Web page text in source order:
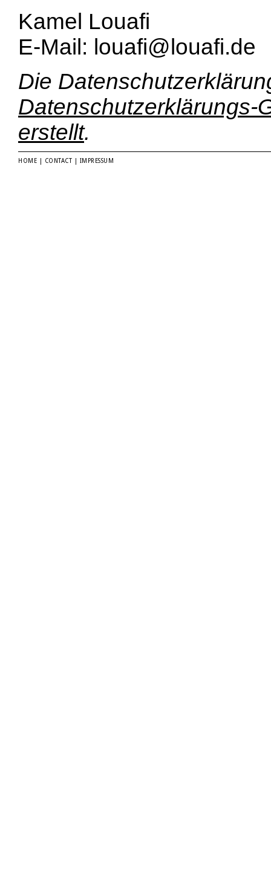
Kamel Louafi
E-Mail: louafi@louafi.de
Die
Datenschutzerklärungs-
erstellt.
HOME CONTACT IMPRESSUM